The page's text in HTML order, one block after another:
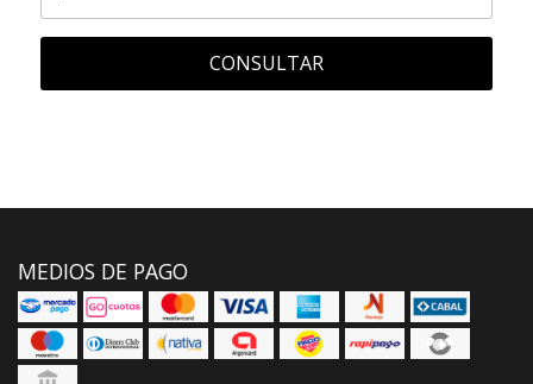
CONSULTAR
MEDIOS DE PAGO